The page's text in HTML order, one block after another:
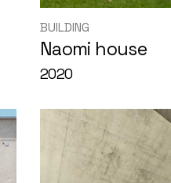
BUILDING
Naomi house
2020